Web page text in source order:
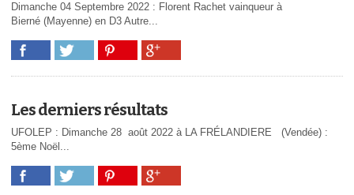
Dimanche 04 Septembre 2022 : Florent Rachet vainqueur à
Bierné (Mayenne) en D3 Autre...
Les derniers résultats
UFOLEP : Dimanche 28 août 2022 à LA FRÉLANDIERE (Vendée) :
5ème Noël...